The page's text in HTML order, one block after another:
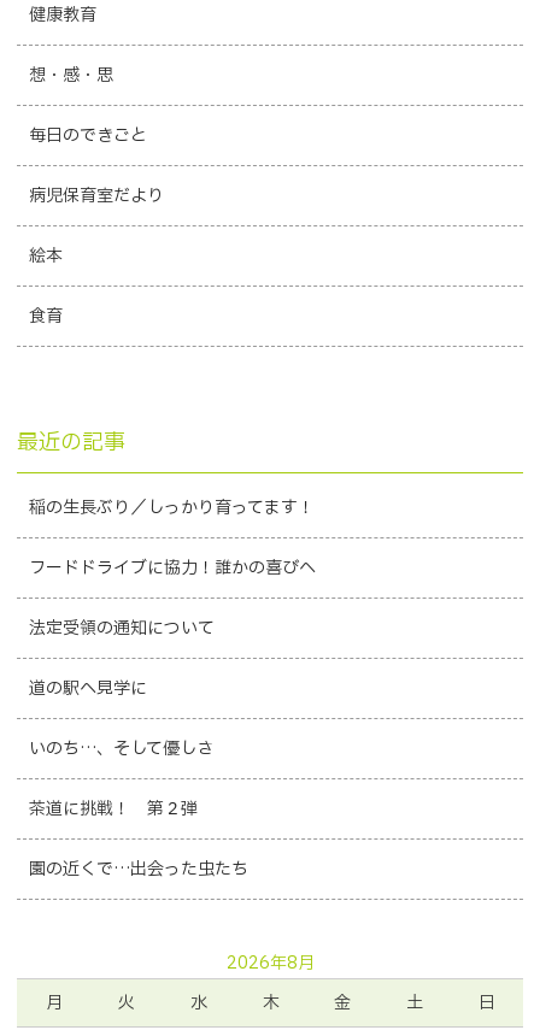
健康教育
想・感・思
毎日のできごと
病児保育室だより
絵本
食育
最近の記事
稲の生長ぶり／しっかり育ってます！
フードドライブに協力！誰かの喜びへ
法定受領の通知について
道の駅へ見学に
いのち…、そして優しさ
茶道に挑戦！ 第２弾
園の近くで…出会った虫たち
2026年8月
月
火 水 木 金 土
日